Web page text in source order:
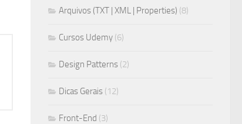
Arquivos (TXT | XML | Properties) (8)
Cursos Udemy (6)
Design Patterns (2)
Dicas Gerais (12)
Front-End (3)